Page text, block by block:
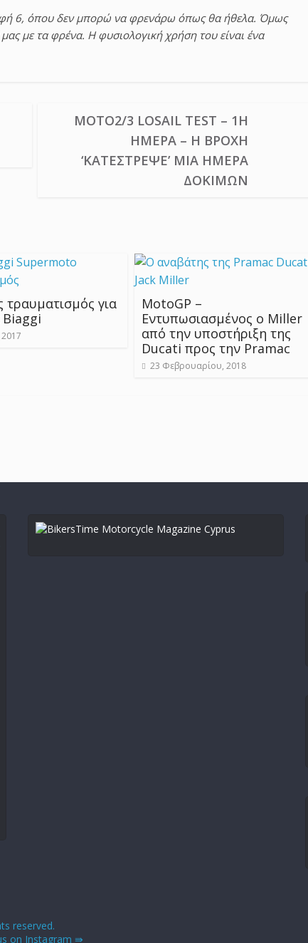
6, όπου δεν μπορώ να φρενάρω όπως θα ήθελα. Όμως
με τα φρένα. Η φυσιολογική χρήση του είναι ένα
MOTO2/3 LOSAIL TEST – 1Η
ΗΜΈΡΑ – Η ΒΡΟΧΉ
‘ΚΑΤΈΣΤΡΕΨΕ’ ΜΙΑ ΗΜΈΡΑ
ΔΟΚΙΜΏΝ
για
Biaggi
2017
MotoGP –
Εντυπωσιασμένος o Miller
από την υποστήριξη της
Ducati προς την Pramac
23 Φεβρουαρίου, 2018
reserved.
on Instagram ⇛